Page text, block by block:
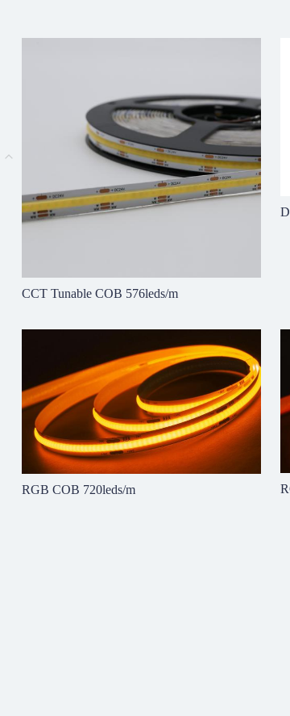
СВЕТОДИОДНЫЕ ЛЕНТЫ SMD
CCT Tunable COB 576leds/m
RGB COB 720leds/m